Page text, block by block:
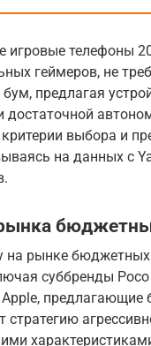
игровые телефоны
геймеров, не
предлагая
достаточной
критерии выбора и
на данных с
на рынке
суббренды
предлагающие
стратегию